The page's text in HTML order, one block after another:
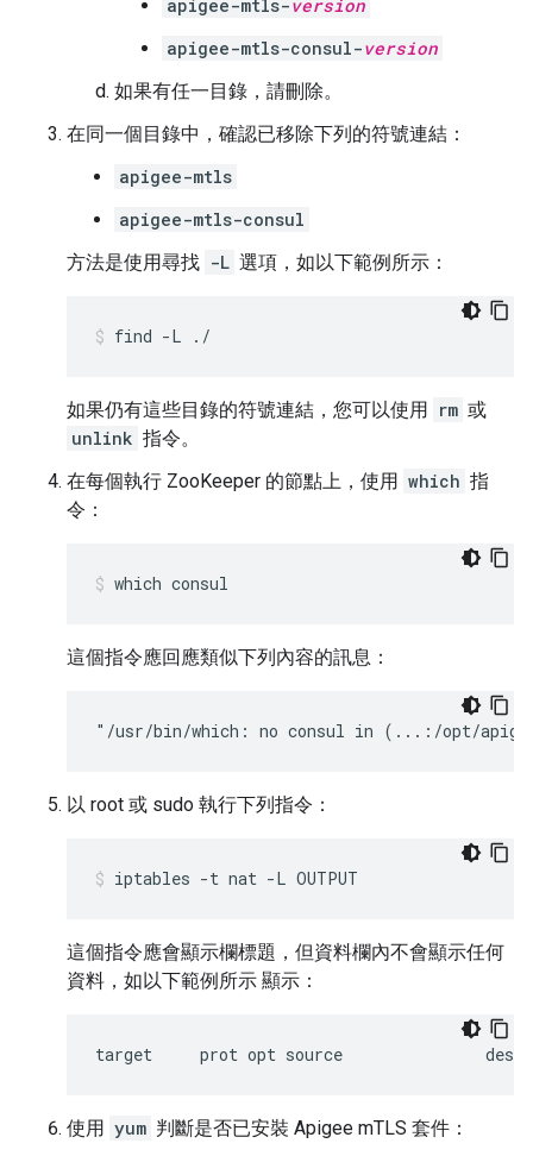
apigee-mtls-version
apigee-mtls-consul-version
如果有任一目錄，請刪除。
在同一個目錄中，確認已移除下列的符號連結：
apigee-mtls
apigee-mtls-consul
方法是使用尋找 -L 選項，如以下範例所示：
find -L ./
如果仍有這些目錄的符號連結，您可以使用 rm 或
unlink 指令。
在每個執行 ZooKeeper 的節點上，使用 which 指
令：
which consul
這個指令應回應類似下列內容的訊息：
"/usr/bin/which: no consul in (...:/opt/
以 root 或 sudo 執行下列指令：
iptables -t nat -L OUTPUT
這個指令應會顯示欄標題，但資料欄內不會顯示任何
資料，如以下範例所示 顯示：
target     prot opt source
使用 yum 判斷是否已安裝 Apigee mTLS 套件：